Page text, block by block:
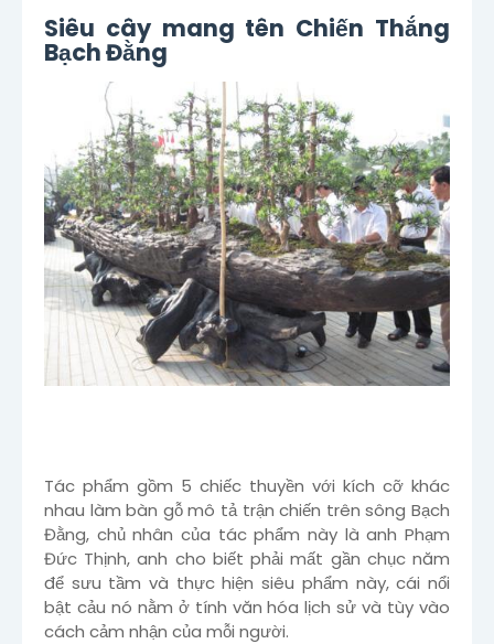
Siêu cây mang tên Chiến Thắng
Bạch Đằng
Tác phẩm gồm 5 chiếc thuyền với kích cỡ khác
nhau làm bàn gỗ mô tả trận chiến trên sông Bạch
Đằng, chủ nhân của tác phẩm này là anh Phạm
Đức Thịnh, anh cho biết phải mất gần chục năm
để sưu tầm và thực hiện siêu phẩm này, cái nổi
bật cảu nó nằm ở tính văn hóa lịch sử và tùy vào
cách cảm nhận của mỗi người.